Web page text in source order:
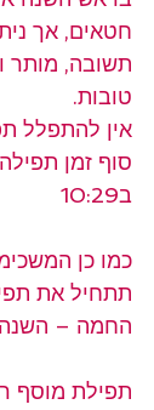
חטאים, אך
תשובה, מותר
טובות.
אין להתפלל
סוף זמן
ב10:29
כמו כן
תתחיל את
החמה – השנה
תפילת מוסף